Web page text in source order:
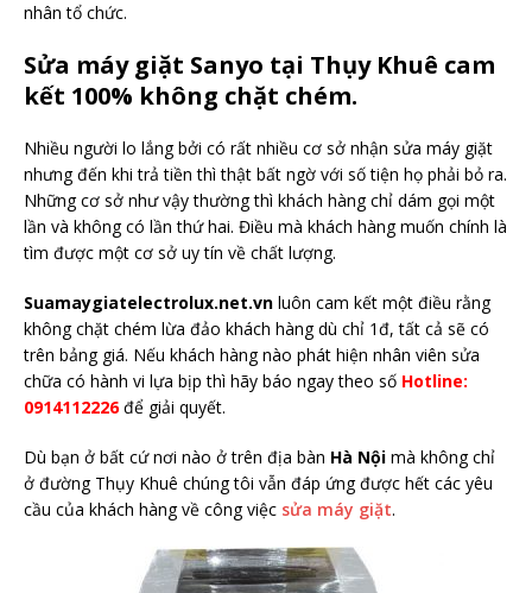
nhân tổ chức.
Sửa máy giặt Sanyo tại Thụy Khuê cam
kết 100% không chặt chém.
Nhiều người lo lắng bởi có rất nhiều cơ sở nhận sửa máy giặt
nhưng đến khi trả tiền thì thật bất ngờ với số tiện họ phải bỏ ra.
Những cơ sở như vậy thường thì khách hàng chỉ dám gọi một
lần và không có lần thứ hai. Điều mà khách hàng muốn chính là
tìm được một cơ sở uy tín về chất lượng.
Suamaygiatelectrolux.net.vn luôn cam kết một điều rằng
không chặt chém lừa đảo khách hàng dù chỉ 1đ, tất cả sẽ có
trên bảng giá. Nếu khách hàng nào phát hiện nhân viên sửa
chữa có hành vi lựa bịp thì hãy báo ngay theo số Hotline:
0914112226để giải quyết.
Dù bạn ở bất cứ nơi nào ở trên địa bàn Hà Nội mà không chỉ
ở đường Thụy Khuê chúng tôi vẫn đáp ứng được hết các yêu
cầu của khách hàng về công việc sửa máy giặt.